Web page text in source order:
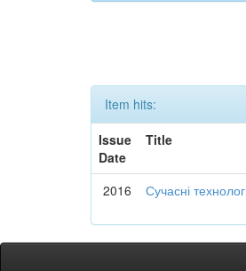
Item hits:
Issue
Date
Title
2016 Сучасні